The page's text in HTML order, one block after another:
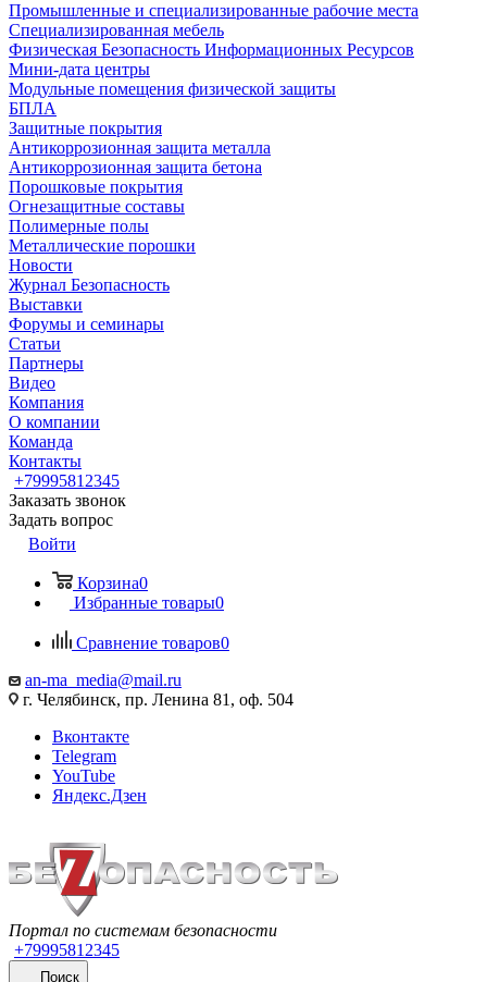
Промышленные и специализированные рабочие места
Специализированная мебель
Физическая Безопасность Информационных Ресурсов
Мини-дата центры
Модульные помещения физической защиты
БПЛА
Защитные покрытия
Антикоррозионная защита металла
Антикоррозионная защита бетона
Порошковые покрытия
Огнезащитные составы
Полимерные полы
Металлические порошки
Новости
Журнал Безопасность
Выставки
Форумы и семинары
Статьи
Партнеры
Видео
Компания
О компании
Команда
Контакты
+79995812345
Заказать звонок
Задать вопрос
Войти
Корзина0
Избранные товары0
Сравнение товаров0
an-ma_media@mail.ru
г. Челябинск, пр. Ленина 81, оф. 504
Вконтакте
Telegram
YouTube
Яндекс.Дзен
Портал по системам безопасности
+79995812345
Поиск